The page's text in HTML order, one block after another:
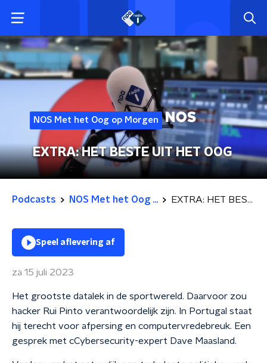
NOS Met het Oog op Morgen
EXTRA: HET BESTE UIT HET OOG
Podcasts NOS Met het Oog ... EXTRA: HET BESTE UIT HET OOG
Speel aflevering af
za 15 juli 2023
Het grootste datalek in de sportwereld. Daarvoor zou
hacker Rui Pinto verantwoordelijk zijn. In Portugal staat
hij terecht voor afpersing en computervredebreuk. Een
gesprek met cCybersecurity-expert Dave Maasland.